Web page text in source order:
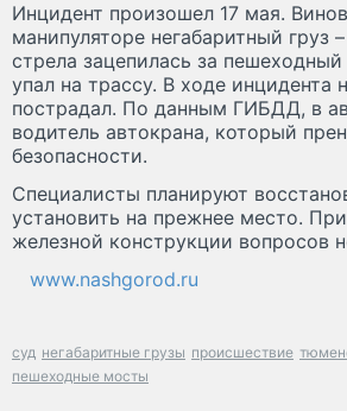
Инцидент произошел 17 мая.
манипуляторе негабаритный груз
стрела зацепилась за
упал на трассу. В ходе инцидента
пострадал. По данным ГИБДД, в
водитель автокрана, который
безопасности.
Специалисты планируют
установить на прежнее место.
железной конструкции вопросов
www.nashgorod.ru
суд негабаритные грузы происшествие
пешеходные мосты